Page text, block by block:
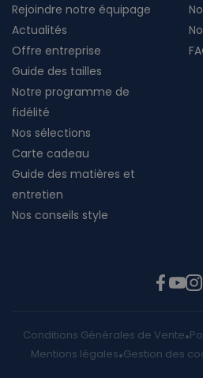
Rejoindre notre équipage
Actualités
Offre entreprise
Guide des tailles
Notre programme de
fidélité
Nos sélections
Carte cadeau
Guide des matières et
entretien
Nos conseils style
Conditions Générales de Vente
Mentions légales Gestion des